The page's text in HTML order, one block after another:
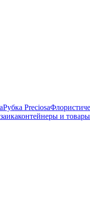
Рубка Preciosa
контейнеры и